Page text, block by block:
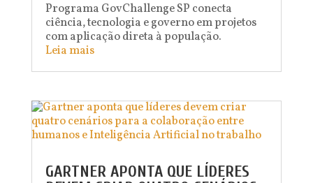
Programa GovChallenge SP conecta
ciência, tecnologia e governo em projetos
com aplicação direta à população.
Leia mais
GARTNER APONTA QUE LÍDERES